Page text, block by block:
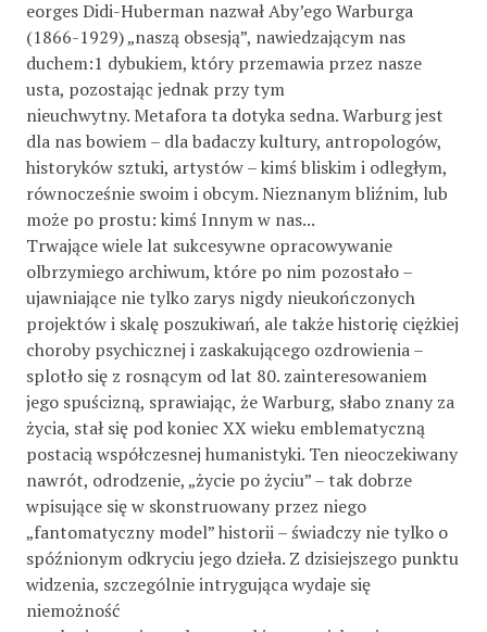
eorges Didi-Huberman nazwał Aby’ego Warburga
(1866-1929) „naszą obsesją”, nawiedzającym nas
duchem:1 dybukiem, który przemawia przez nasze
usta, pozostając jednak przy tym
nieuchwytny. Metafora ta dotyka sedna. Warburg jest
dla nas bowiem – dla badaczy kultury, antropologów,
historyków sztuki, artystów – kimś bliskim i odległym,
równocześnie swoim i obcym. Nieznanym bliźnim, lub
może po prostu: kimś Innym w nas...
Trwające wiele lat sukcesywne opracowywanie
olbrzymiego archiwum, które po nim pozostało –
ujawniające nie tylko zarys nigdy nieukończonych
projektów i skalę poszukiwań, ale także historię ciężkiej
choroby psychicznej i zaskakującego ozdrowienia –
splotło się z rosnącym od lat 80. zainteresowaniem
jego spuścizną, sprawiając, że Warburg, słabo znany za
życia, stał się pod koniec XX wieku emblematyczną
postacią współczesnej humanistyki. Ten nieoczekiwany
nawrót, odrodzenie, „życie po życiu” – tak dobrze
wpisujące się w skonstruowany przez niego
„fantomatyczny model” historii – świadczy nie tylko o
spóźnionym odkryciu jego dzieła. Z dzisiejszego punktu
widzenia, szczególnie intrygująca wydaje się
niemożność